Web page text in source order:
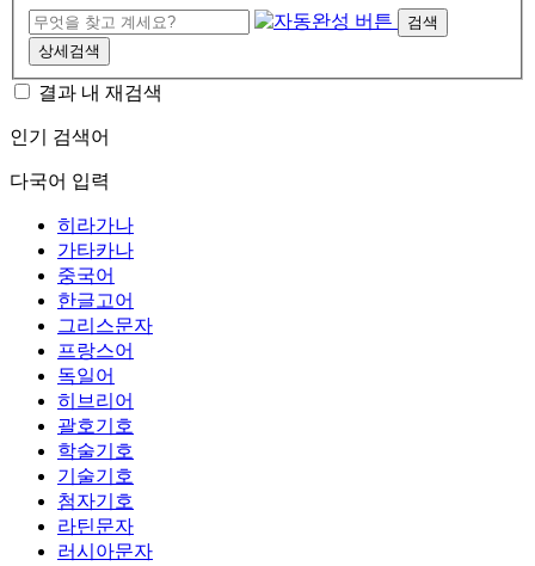
검색
상세검색
결과 내 재검색
인기 검색어
다국어 입력
히라가나
가타카나
중국어
한글고어
그리스문자
프랑스어
독일어
히브리어
괄호기호
학술기호
기술기호
첨자기호
라틴문자
러시아문자